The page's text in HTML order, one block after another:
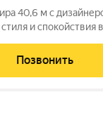
40,6 м с
и спокойствия
ремонтом. Это
свет и
Позвонить